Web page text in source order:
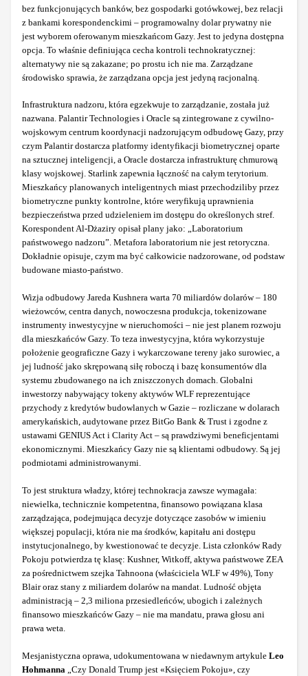
bez funkcjonujących banków, bez gospodarki gotówkowej, bez relacji
z bankami korespondenckimi – programowalny dolar prywatny nie
jest wyborem oferowanym mieszkańcom Gazy. Jest to jedyna dostępna
opcja. To właśnie definiująca cecha kontroli technokratycznej:
alternatywy nie są zakazane; po prostu ich nie ma. Zarządzane
środowisko sprawia, że zarządzana opcja jest jedyną racjonalną.
Infrastruktura nadzoru, która egzekwuje to zarządzanie, została już
nazwana. Palantir Technologies i Oracle są zintegrowane z cywilno-
wojskowym centrum koordynacji nadzorującym odbudowę Gazy, przy
czym Palantir dostarcza platformy identyfikacji biometrycznej oparte
na sztucznej inteligencji, a Oracle dostarcza infrastrukturę chmurową
klasy wojskowej. Starlink zapewnia łączność na całym terytorium.
Mieszkańcy planowanych inteligentnych miast przechodziliby przez
biometryczne punkty kontrolne, które weryfikują uprawnienia
bezpieczeństwa przed udzieleniem im dostępu do określonych stref.
Korespondent Al-Dżaziry opisał plany jako: „Laboratorium
państwowego nadzoru”. Metafora laboratorium nie jest retoryczna.
Dokładnie opisuje, czym ma być całkowicie nadzorowane, od podstaw
budowane miasto-państwo.
Wizja odbudowy Jareda Kushnera warta 70 miliardów dolarów – 180
wieżowców, centra danych, nowoczesna produkcja, tokenizowane
instrumenty inwestycyjne w nieruchomości – nie jest planem rozwoju
dla mieszkańców Gazy. To teza inwestycyjna, która wykorzystuje
położenie geograficzne Gazy i wykarczowane tereny jako surowiec, a
jej ludność jako skrępowaną siłę roboczą i bazę konsumentów dla
systemu zbudowanego na ich zniszczonych domach. Globalni
inwestorzy nabywający tokeny aktywów WLF reprezentujące
przychody z kredytów budowlanych w Gazie – rozliczane w dolarach
amerykańskich, audytowane przez BitGo Bank & Trust i zgodne z
ustawami GENIUS Act i Clarity Act – są prawdziwymi beneficjentami
ekonomicznymi. Mieszkańcy Gazy nie są klientami odbudowy. Są jej
podmiotami administrowanymi.
To jest struktura władzy, której technokracja zawsze wymagała:
niewielka, technicznie kompetentna, finansowo powiązana klasa
zarządzająca, podejmująca decyzje dotyczące zasobów w imieniu
większej populacji, która nie ma środków, kapitału ani dostępu
instytucjonalnego, by kwestionować te decyzje. Lista członków Rady
Pokoju potwierdza tę klasę: Kushner, Witkoff, aktywa państwowe ZEA
za pośrednictwem szejka Tahnoona (właściciela WLF w 49%), Tony
Blair oraz stany z miliardem dolarów na mandat. Ludność objęta
administracją – 2,3 miliona przesiedleńców, ubogich i zależnych
finansowo mieszkańców Gazy – nie ma mandatu, prawa głosu ani
prawa weta.
Mesjanistyczna oprawa, udokumentowana w niedawnym artykule Leo
Hohmanna „Czy Donald Trump jest «Księciem Pokoju», czy